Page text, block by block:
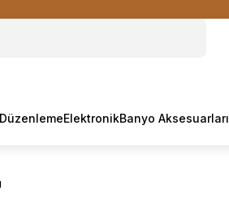
ElektronikBanyo Aksesuarları